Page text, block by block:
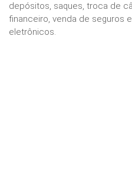
depósitos, saques, troca de
financeiro, venda de seguros
eletrônicos.